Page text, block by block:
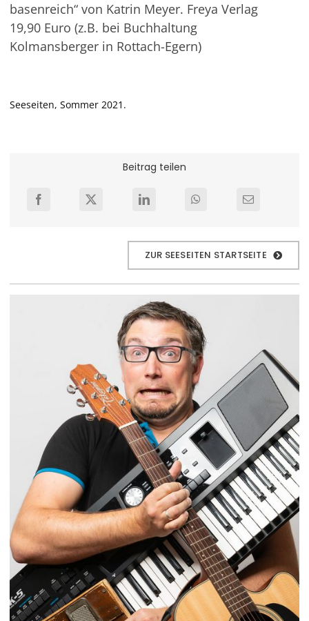
basenreich“ von Katrin Meyer. Freya Verlag
19,90 Euro (z.B. bei Buchhaltung
Kolmansberger in Rottach-Egern)
Seeseiten, Sommer 2021.
Beitrag teilen
ZUR SEESEITEN STARTSEITE